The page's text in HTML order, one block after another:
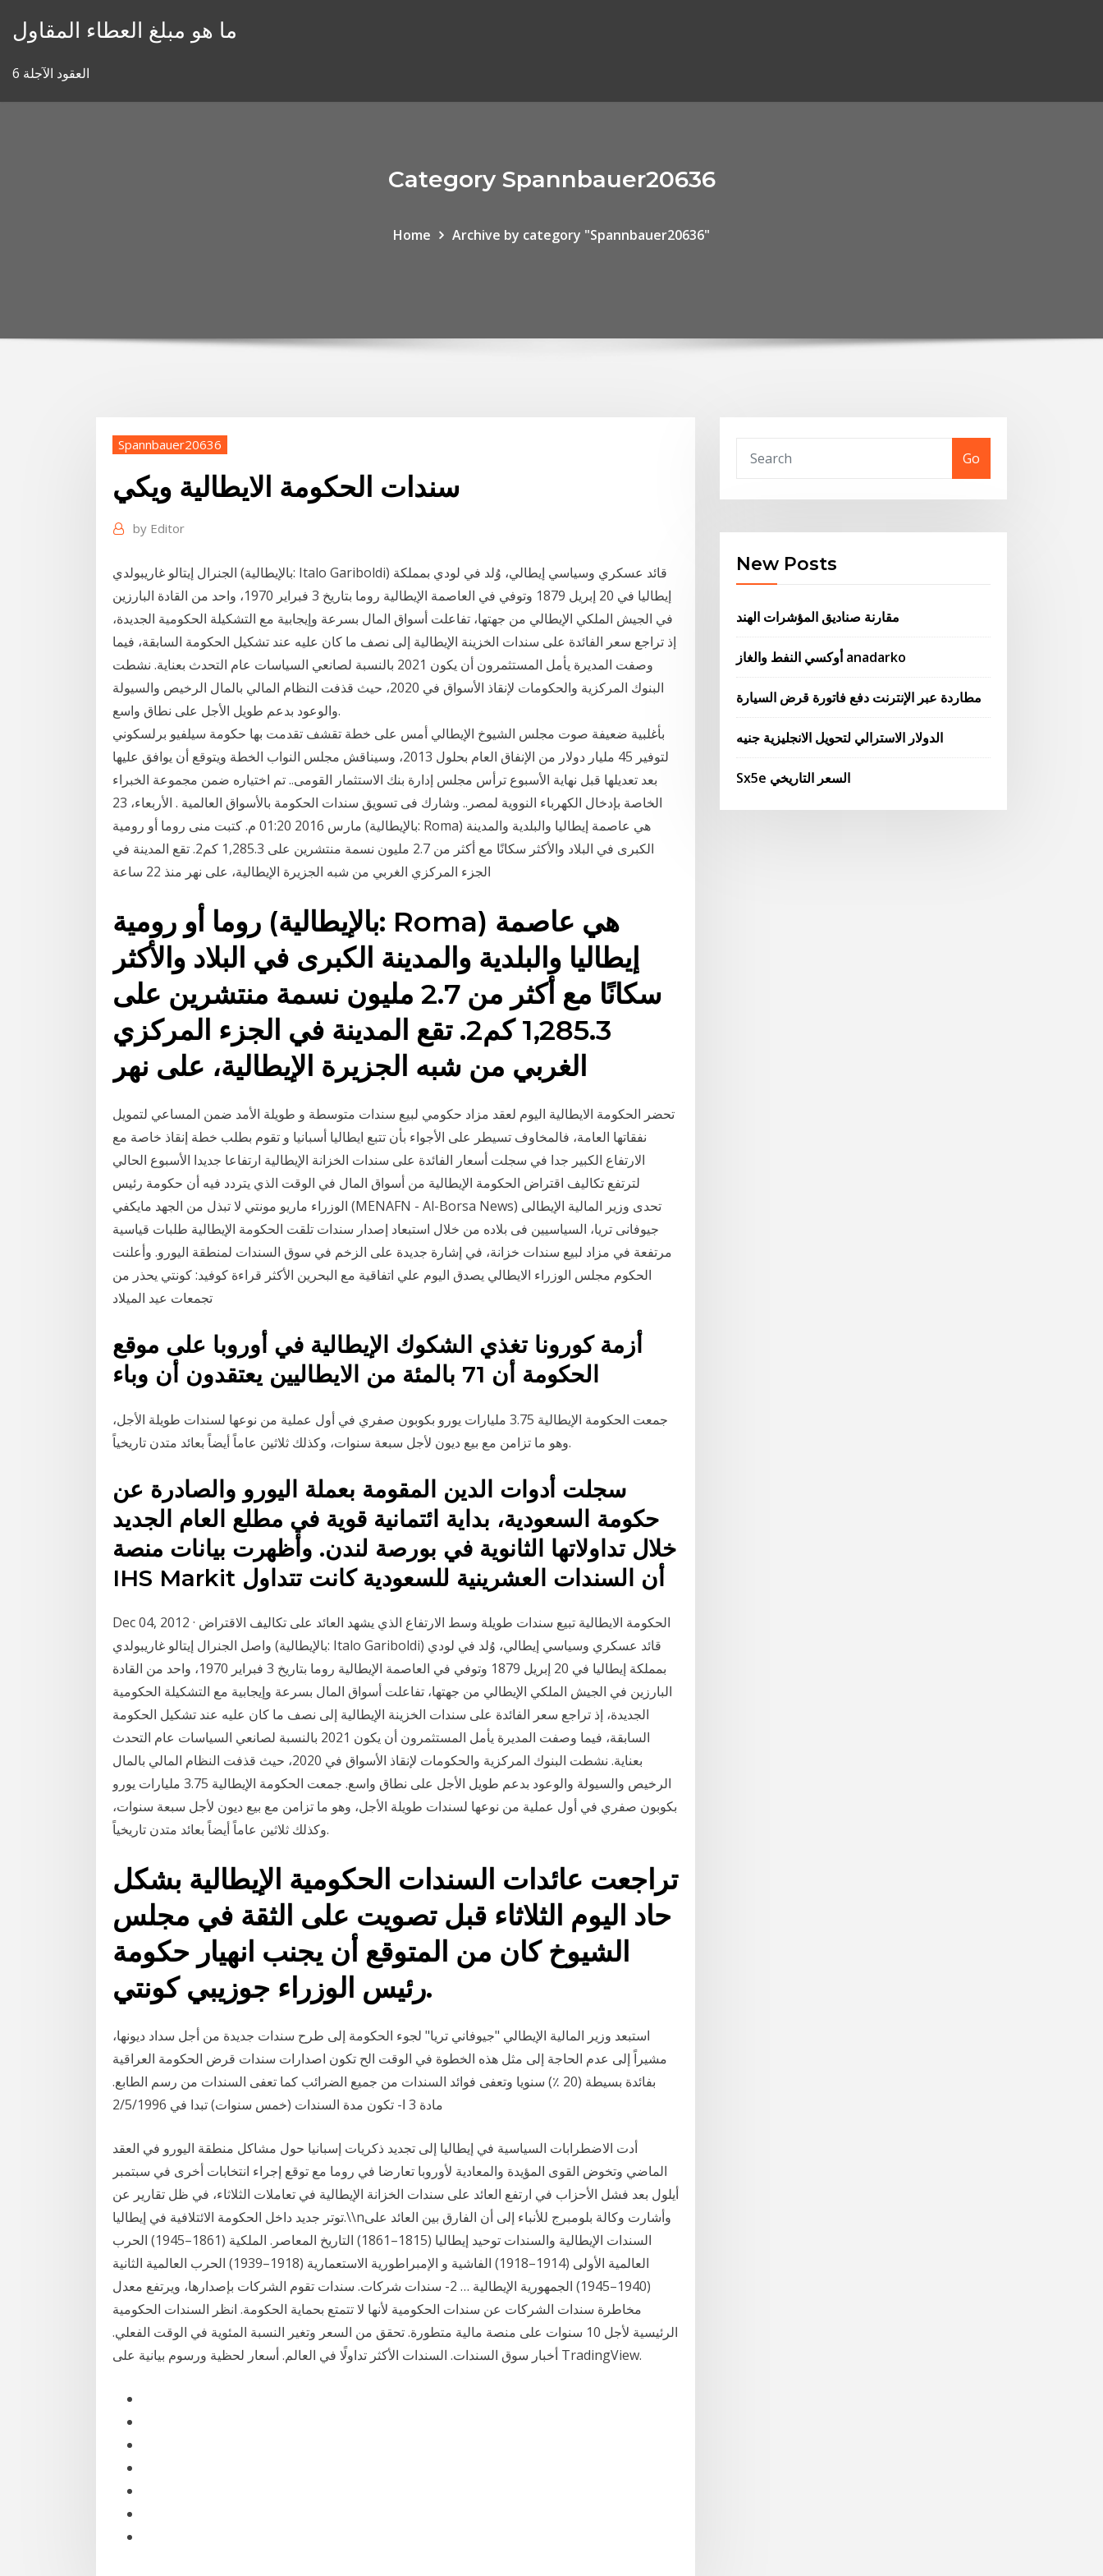
ما هو مبلغ العطاء المقاول
6 العقود الآجلة
Category Spannbauer20636
Home Archive by category "Spannbauer20636"
Spannbauer20636
سندات الحكومة الايطالية ويكي
by Editor
الجنرال إيتالو غاريبولدي (بالإيطالية: Italo Gariboldi) قائد عسكري وسياسي إيطالي، وُلد في لودي بمملكة
إيطاليا في 20 إبريل 1879 وتوفي في العاصمة الإيطالية روما بتاريخ 3 فبراير 1970، واحد من القادة البارزين
في الجيش الملكي الإيطالي من جهتها، تفاعلت أسواق المال بسرعة وإيجابية مع التشكيلة الحكومية الجديدة،
إذ تراجع سعر الفائدة على سندات الخزينة الإيطالية إلى نصف ما كان عليه عند تشكيل الحكومة السابقة، فيما
وصفت المديرة يأمل المستثمرون أن يكون 2021 بالنسبة لصانعي السياسات عام التحدث بعناية. نشطت
البنوك المركزية والحكومات لإنقاذ الأسواق في 2020، حيث قذفت النظام المالي بالمال الرخيص والسيولة
والوعود بدعم طويل الأجل على نطاق واسع.
بأغلبية ضعيفة صوت مجلس الشيوخ الإيطالي أمس على خطة تقشف تقدمت بها حكومة سيلفيو برلسكوني
لتوفير 45 مليار دولار من الإنفاق العام بحلول 2013، وسيناقش مجلس النواب الخطة ويتوقع أن يوافق عليها
بعد تعديلها قبل نهاية الأسبوع ترأس مجلس إدارة بنك الاستثمار القومى.. تم اختياره ضمن مجموعة الخبراء
الخاصة بإدخال الكهرباء النووية لمصر.. وشارك فى تسويق سندات الحكومة بالأسواق العالمية . الأربعاء، 23
مارس 2016 01:20 م. كتبت منى روما أو رومية (بالإيطالية: Roma) هي عاصمة إيطاليا والبلدية والمدينة
الكبرى في البلاد والأكثر سكانًا مع أكثر من 2.7 مليون نسمة منتشرين على 1,285.3 كم2. تقع المدينة في
الجزء المركزي الغربي من شبه الجزيرة الإيطالية، على نهر منذ 22 ساعة
روما أو رومية (بالإيطالية: Roma) هي عاصمة
إيطاليا والبلدية والمدينة الكبرى في البلاد والأكثر
سكانًا مع أكثر من 2.7 مليون نسمة منتشرين على
1,285.3 كم2. تقع المدينة في الجزء المركزي
الغربي من شبه الجزيرة الإيطالية، على نهر
تحضر الحكومة الايطالية اليوم لعقد مزاد حكومي لبيع سندات متوسطة و طويلة الأمد ضمن المساعي لتمويل
نفقاتها العامة، فالمخاوف تسيطر على الأجواء بأن تتبع ايطاليا أسبانيا و تقوم بطلب خطة إنقاذ خاصة مع
الارتفاع الكبير جدا في سجلت أسعار الفائدة على سندات الخزانة الإيطالية ارتفاعا جديدا الأسبوع الحالي
لترتفع تكاليف اقتراض الحكومة الإيطالية من أسواق المال في الوقت الذي يتردد فيه أن حكومة رئيس
الوزراء ماريو مونتي لا تبذل من الجهد مايكفي (MENAFN - Al-Borsa News) تحدى وزير المالية الإيطالى
جيوفانى تريا، السياسيين فى بلاده من خلال استبعاد إصدار سندات تلقت الحكومة الإيطالية طلبات قياسية
مرتفعة في مزاد لبيع سندات خزانة، في إشارة جديدة على الزخم في سوق السندات لمنطقة اليورو. وأعلنت
الحكوم مجلس الوزراء الايطالي يصدق اليوم علي اتفاقية مع البحرين الأكثر قراءة كوفيد: كونتي يحذر من
تجمعات عيد الميلاد
أزمة كورونا تغذي الشكوك الإيطالية في أوروبا على موقع
الحكومة أن 71 بالمئة من الايطاليين يعتقدون أن وباء
جمعت الحكومة الإيطالية 3.75 مليارات يورو بكوبون صفري في أول عملية من نوعها لسندات طويلة الأجل،
وهو ما تزامن مع بيع ديون لأجل سبعة سنوات، وكذلك ثلاثين عاماً أيضاً بعائد متدن تاريخياً.
سجلت أدوات الدين المقومة بعملة اليورو والصادرة عن
حكومة السعودية، بداية ائتمانية قوية في مطلع العام الجديد
خلال تداولاتها الثانوية في بورصة لندن. وأظهرت بيانات منصة
IHS Markit أن السندات العشرينية للسعودية كانت تتداول
Dec 04, 2012 · الحكومة الايطالية تبيع سندات طويلة وسط الارتفاع الذي يشهد العائد على تكاليف الاقتراض
واصل الجنرال إيتالو غاريبولدي (بالإيطالية: Italo Gariboldi) قائد عسكري وسياسي إيطالي، وُلد في لودي
بمملكة إيطاليا في 20 إبريل 1879 وتوفي في العاصمة الإيطالية روما بتاريخ 3 فبراير 1970، واحد من القادة
البارزين في الجيش الملكي الإيطالي من جهتها، تفاعلت أسواق المال بسرعة وإيجابية مع التشكيلة الحكومية
الجديدة، إذ تراجع سعر الفائدة على سندات الخزينة الإيطالية إلى نصف ما كان عليه عند تشكيل الحكومة
السابقة، فيما وصفت المديرة يأمل المستثمرون أن يكون 2021 بالنسبة لصانعي السياسات عام التحدث
بعناية. نشطت البنوك المركزية والحكومات لإنقاذ الأسواق في 2020، حيث قذفت النظام المالي بالمال
الرخيص والسيولة والوعود بدعم طويل الأجل على نطاق واسع. جمعت الحكومة الإيطالية 3.75 مليارات يورو
بكوبون صفري في أول عملية من نوعها لسندات طويلة الأجل، وهو ما تزامن مع بيع ديون لأجل سبعة سنوات،
وكذلك ثلاثين عاماً أيضاً بعائد متدن تاريخياً.
تراجعت عائدات السندات الحكومية الإيطالية بشكل
حاد اليوم الثلاثاء قبل تصويت على الثقة في مجلس
الشيوخ كان من المتوقع أن يجنب انهيار حكومة
رئيس الوزراء جوزيبي كونتي.
استبعد وزير المالية الإيطالي "جيوفاني تريا" لجوء الحكومة إلى طرح سندات جديدة من أجل سداد ديونها،
مشيراً إلى عدم الحاجة إلى مثل هذه الخطوة في الوقت الح تكون اصدارات سندات قرض الحكومة العراقية
بفائدة بسيطة (20 ٪) سنويا وتعفى فوائد السندات من جميع الضرائب كما تعفى السندات من رسم الطابع.
مادة 3 ا- تكون مدة السندات (خمس سنوات) تبدا في 2/5/1996
أدت الاضطرابات السياسية في إيطاليا إلى تجديد ذكريات إسبانيا حول مشاكل منطقة اليورو في العقد
الماضي وتخوض القوى المؤيدة والمعادية لأوروبا تعارضا في روما مع توقع إجراء انتخابات أخرى في سبتمبر
أيلول بعد فشل الأحزاب في ارتفع العائد على سندات الخزانة الإيطالية في تعاملات الثلاثاء، في ظل تقارير عن
توتر جديد داخل الحكومة الائتلافية في إيطاليا.\\nوأشارت وكالة بلومبرج للأنباء إلى أن الفارق بين العائد على
السندات الإيطالية والسندات توحيد إيطاليا (1815–1861) التاريخ المعاصر. الملكية (1861–1945) الحرب
العالمية الأولى (1914–1918) الفاشية و الإمبراطورية الاستعمارية (1918–1939) الحرب العالمية الثانية
(1940–1945) الجمهورية الإيطالية … 2- سندات شركات. سندات تقوم الشركات بإصدارها، ويرتفع معدل
مخاطرة سندات الشركات عن سندات الحكومية لأنها لا تتمتع بحماية الحكومة. انظر السندات الحكومية
الرئيسية لأجل 10 سنوات على منصة مالية متطورة. تحقق من السعر وتغير النسبة المئوية في الوقت الفعلي.
أخبار سوق السندات. السندات الأكثر تداولًا في العالم. أسعار لحظية ورسوم بيانية على TradingView.
Go
New Posts
مقارنة صناديق المؤشرات الهند
أوكسي النفط والغاز anadarko
مطاردة عبر الإنترنت دفع فاتورة قرض السيارة
الدولار الاسترالي لتحويل الانجليزية جنيه
Sx5e السعر التاريخي